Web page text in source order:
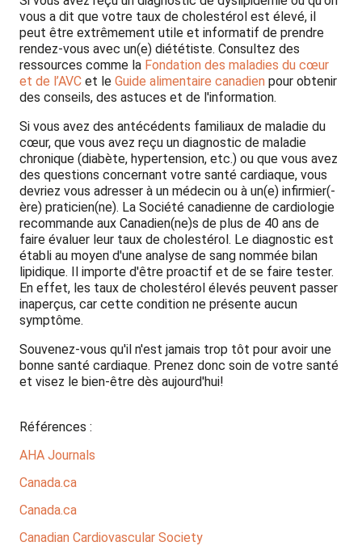
vous a dit que votre taux de cholestérol est élevé, il
peut être extrêmement utile et informatif de prendre
rendez-vous avec un(e) diététiste. Consultez des
ressources comme la Fondation des maladies du cœur
et de l’AVC et le Guide alimentaire canadien pour obtenir
des conseils, des astuces et de l'information.
Si vous avez des antécédents familiaux de maladie du
cœur, que vous avez reçu un diagnostic de maladie
chronique (diabète, hypertension, etc.) ou que vous avez
des questions concernant votre santé cardiaque, vous
devriez vous adresser à un médecin ou à un(e) infirmier(-
ère) praticien(ne). La Société canadienne de cardiologie
recommande aux Canadien(ne)s de plus de 40 ans de
faire évaluer leur taux de cholestérol. Le diagnostic est
établi au moyen d'une analyse de sang nommée bilan
lipidique. Il importe d'être proactif et de se faire tester.
En effet, les taux de cholestérol élevés peuvent passer
inaperçus, car cette condition ne présente aucun
symptôme.
Souvenez-vous qu'il n'est jamais trop tôt pour avoir une
bonne santé cardiaque. Prenez donc soin de votre santé
et visez le bien-être dès aujourd'hui!
Références :
AHA Journals
Canada.ca
Canada.ca
Canadian Cardiovascular Society